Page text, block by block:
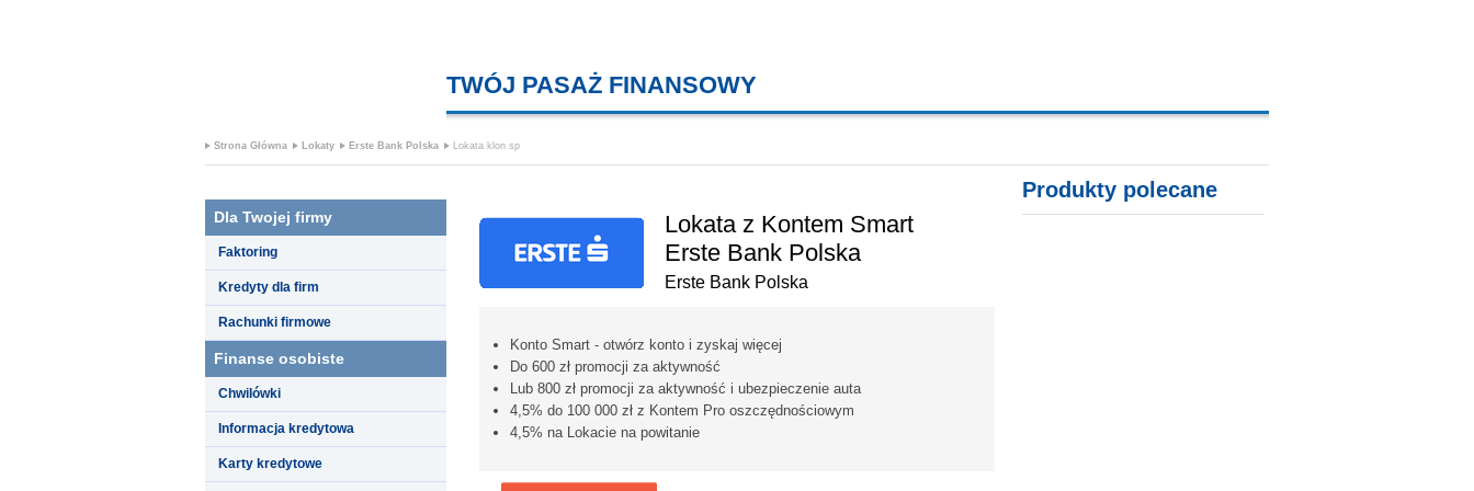
TWÓJ PASAŻ FINANSOWY
Strona Główna Lokaty Erste Bank Polska Lokata klon sp
Dla Twojej firmy
Faktoring
Kredyty dla firm
Rachunki firmowe
Finanse osobiste
Chwilówki
Informacja kredytowa
Karty kredytowe
Lokata z Kontem Smart
Erste Bank Polska
Erste Bank Polska
Konto Smart - otwórz konto i zyskaj więcej
Do 600 zł promocji za aktywność
Lub 800 zł promocji za aktywność i ubezpieczenie auta
4,5% do 100 000 zł z Kontem Pro oszczędnościowym
4,5% na Lokacie na powitanie
Produkty polecane